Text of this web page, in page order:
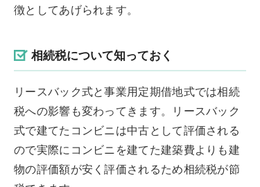
徴としてあげられます。
相続税について知っておく
リースバック式と事業用定期借地式では相続
税への影響も変わってきます。リースバック
式で建てたコンビニは中古として評価される
ので実際にコンビニを建てた建築費よりも建
物の評価額が安く評価されるため相続税が節